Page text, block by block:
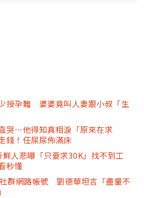
授孕難 婆婆竟叫人妻跟小叔「生
哭…他得知真相淚「原來在求
！任屎尿佈滿床
人悲曝「只要求30K」找不到工
秒懂
群網路帳號 劉德華坦言「盡量不